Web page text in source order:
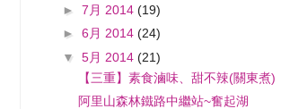
► 7月 2014 (19)
► 6月 2014 (24)
▼ 5月 2014 (21)
【三重】素食滷味、甜不辣(關東煮)
阿里山森林鐵路中繼站~奮起湖